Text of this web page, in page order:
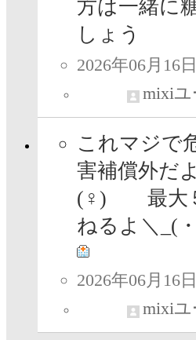
方は一緒に
しょう
2026年06月16
mixiユ
これマジで
害補償外だ
(♀) 最大５
ねるよ＼_(
2026年06月16
mixiユ